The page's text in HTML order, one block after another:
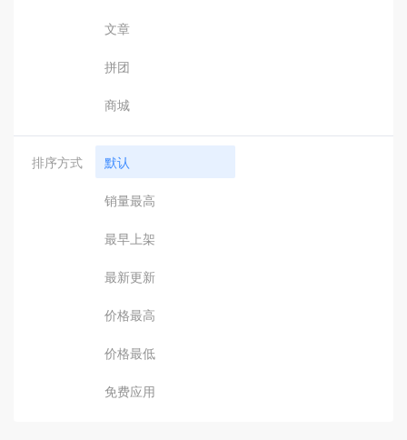
文章
拼团
商城
排序方式 默认
销量最高
最早上架
最新更新
价格最高
价格最低
免费应用